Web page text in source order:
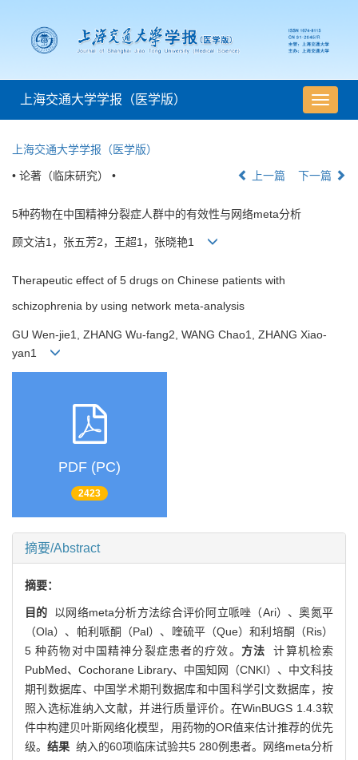
导
航
上海交通大学学报（医学版）
上海交通大学学报（医学版）
• 论著（临床研究） • 上一篇 下一篇
5种药物在中国精神分裂症人群中的有效性与网络meta分析
顾文洁1，张五芳2，王超1，张晓艳1
Therapeutic effect of 5 drugs on Chinese patients with
schizophrenia by using network meta-analysis
GU Wen-jie1, ZHANG Wu-fang2, WANG Chao1, ZHANG Xiao-
yan1
PDF (PC)
2423
摘要/Abstract
摘要：
目的 以网络meta分析方法综合评价阿立哌唑（Ari）、奥氮平
（Ola）、帕利哌酮（Pal）、喹硫平（Que）和利培酮（Ris）
5 种药物对中国精神分裂症患者的疗效。 方法 计算机检索
PubMed、Cochorane Library、中国知网（CNKI）、中文科技
期刊数据库、中国学术期刊数据库和中国科学引文数据库，按
照入选标准纳入文献，并进行质量评价。在WinBUGS 1.4.3软
件中构建贝叶斯网络化模型，用药物的OR值来估计推荐的优先
级。 结果 纳入的60项临床试验共5 280例患者。网络meta分析